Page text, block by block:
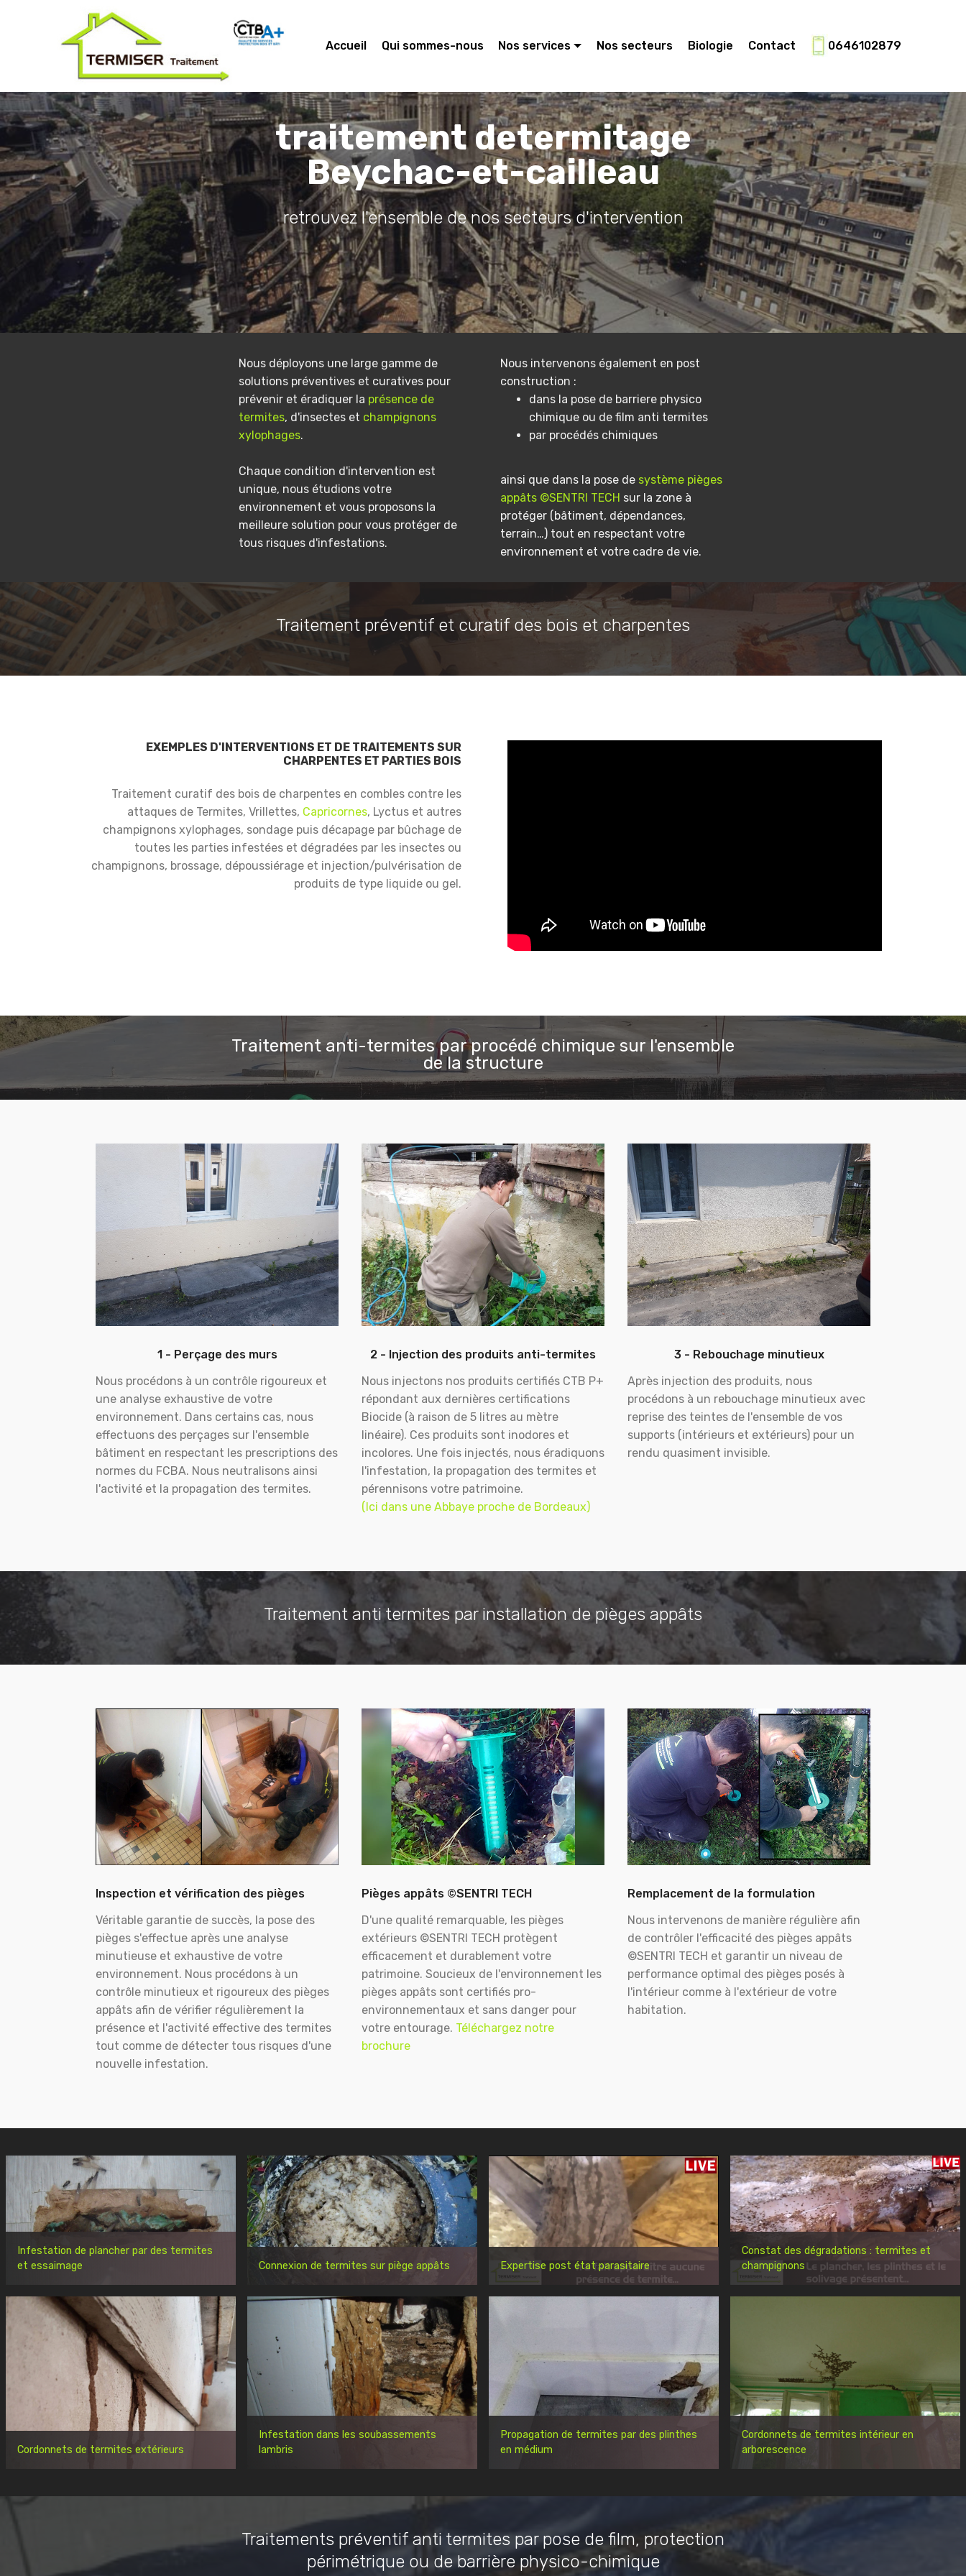
Accueil Qui sommes-nous Nos services Nos secteurs Biologie Contact 0646102879
traitement determitage
Beychac-et-cailleau
retrouvez l'ensemble de nos secteurs d'intervention
Nous déployons une large gamme de
solutions préventives et curatives pour
prévenir et éradiquer la présence de
termites, d'insectes et champignons
xylophages.
Chaque condition d'intervention est
unique, nous étudions votre
environnement et vous proposons la
meilleure solution pour vous protéger de
tous risques d'infestations.
Nous intervenons également en post
construction :
dans la pose de barriere physico
chimique ou de film anti termites
par procédés chimiques
ainsi que dans la pose de système pièges
appâts ©SENTRI TECH sur la zone à
protéger (bâtiment, dépendances,
terrain…) tout en respectant votre
environnement et votre cadre de vie.
Traitement préventif et curatif des bois et charpentes
EXEMPLES D'INTERVENTIONS ET DE TRAITEMENTS SUR
CHARPENTES ET PARTIES BOIS
Traitement curatif des bois de charpentes en combles contre les
attaques de Termites, Vrillettes, Capricornes, Lyctus et autres
champignons xylophages, sondage puis décapage par bûchage de
toutes les parties infestées et dégradées par les insectes ou
champignons, brossage, dépoussiérage et injection/pulvérisation de
produits de type liquide ou gel.
Traitement anti-termites par procédé chimique sur l'ensemble
de la structure
1 - Perçage des murs
Nous procédons à un contrôle rigoureux et
une analyse exhaustive de votre
environnement. Dans certains cas, nous
effectuons des perçages sur l'ensemble
bâtiment en respectant les prescriptions des
normes du FCBA. Nous neutralisons ainsi
l'activité et la propagation des termites.
2 - Injection des produits anti-termites
Nous injectons nos produits certifiés CTB P+
répondant aux dernières certifications
Biocide (à raison de 5 litres au mètre
linéaire). Ces produits sont inodores et
incolores. Une fois injectés, nous éradiquons
l'infestation, la propagation des termites et
pérennisons votre patrimoine.
(Ici dans une Abbaye proche de Bordeaux)
3 - Rebouchage minutieux
Après injection des produits, nous
procédons à un rebouchage minutieux avec
reprise des teintes de l'ensemble de vos
supports (intérieurs et extérieurs) pour un
rendu quasiment invisible.
Traitement anti termites par installation de pièges appâts
Inspection et vérification des pièges
Véritable garantie de succès, la pose des
pièges s'effectue après une analyse
minutieuse et exhaustive de votre
environnement. Nous procédons à un
contrôle minutieux et rigoureux des pièges
appâts afin de vérifier régulièrement la
présence et l'activité effective des termites
tout comme de détecter tous risques d'une
nouvelle infestation.
Pièges appâts ©SENTRI TECH
D'une qualité remarquable, les pièges
extérieurs ©SENTRI TECH protègent
efficacement et durablement votre
patrimoine. Soucieux de l'environnement les
pièges appâts sont certifiés pro-
environnementaux et sans danger pour
votre entourage. Téléchargez notre
brochure
Remplacement de la formulation
Nous intervenons de manière régulière afin
de contrôler l'efficacité des pièges appâts
©SENTRI TECH et garantir un niveau de
performance optimal des pièges posés à
l'intérieur comme à l'extérieur de votre
habitation.
Infestation de plancher par des termites
et essaimage
Connexion de termites sur piège appâts Expertise post état parasitaire
Constat des dégradations : termites et
champignons
Cordonnets de termites extérieurs
Infestation dans les soubassements
lambris
Propagation de termites par des plinthes
en médium
Cordonnets de termites intérieur en
arborescence
Traitements préventif anti termites par pose de film, protection
périmétrique ou de barrière physico-chimique